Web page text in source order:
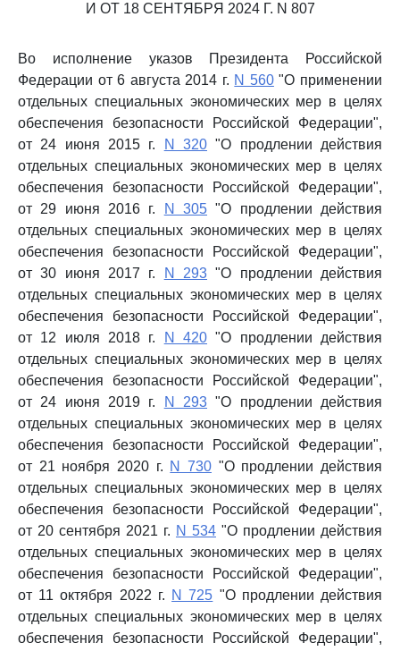
И ОТ 18 СЕНТЯБРЯ 2024 Г. N 807
Во исполнение указов Президента Российской
Федерации от 6 августа 2014 г. N 560"О применении
отдельных специальных экономических мер в целях
обеспечения безопасности Российской Федерации",
от 24 июня 2015 г.
N 320 "О продлении действия
отдельных специальных экономических мер в целях
обеспечения безопасности Российской Федерации",
от 29 июня 2016 г.
N 305 "О продлении действия
отдельных специальных экономических мер в целях
обеспечения безопасности Российской Федерации",
от 30 июня 2017 г.
N 293 "О продлении действия
отдельных специальных экономических мер в целях
обеспечения безопасности Российской Федерации",
от 12 июля 2018 г.
N 420 "О продлении действия
отдельных специальных экономических мер в целях
обеспечения безопасности Российской Федерации",
от 24 июня 2019 г.
N 293 "О продлении действия
отдельных специальных экономических мер в целях
обеспечения безопасности Российской Федерации",
от 21 ноября 2020 г. N 730 "О продлении действия
отдельных специальных экономических мер в целях
обеспечения безопасности Российской Федерации",
от 20 сентября 2021 г. N 534 "О продлении действия
отдельных специальных экономических мер в целях
обеспечения безопасности Российской Федерации",
от 11 октября 2022 г. N 725 "О продлении действия
отдельных специальных экономических мер в целях
обеспечения безопасности Российской Федерации",